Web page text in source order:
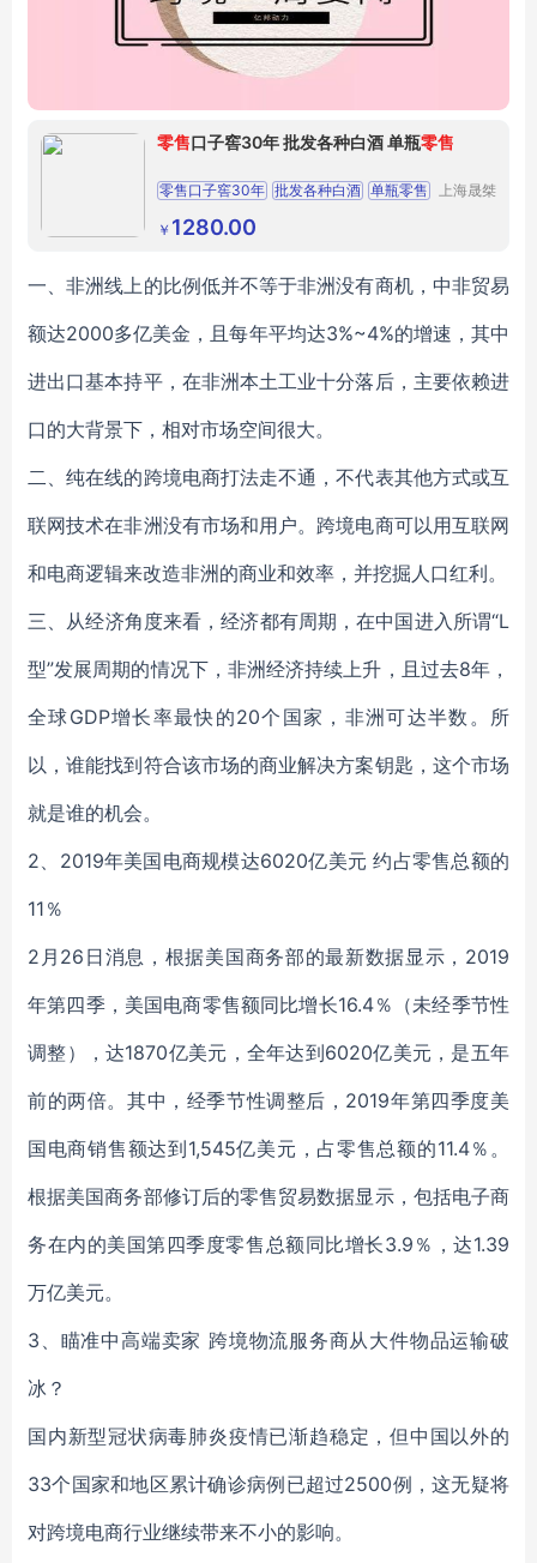
零售口子窖30年 批发各种白酒 单瓶零售
零售口子窖30年 批发各种白酒 单瓶零售
食品生鲜
上海晟桀
￥ 1280.00
一、非洲线上的比例低并不等于非洲没有商机，中非贸易
额达2000多亿美金，且每年平均达3%~4%的增速，其中
进出口基本持平，在非洲本土工业十分落后，主要依赖进
口的大背景下，相对市场空间很大。
二、纯在线的跨境电商打法走不通，不代表其他方式或互
联网技术在非洲没有市场和用户。跨境电商可以用互联网
和电商逻辑来改造非洲的商业和效率，并挖掘人口红利。
三、从经济角度来看，经济都有周期，在中国进入所谓“L
型”发展周期的情况下，非洲经济持续上升，且过去8年，
全球GDP增长率最快的20个国家，非洲可达半数。所
以，谁能找到符合该市场的商业解决方案钥匙，这个市场
就是谁的机会。
2、2019年美国电商规模达6020亿美元 约占零售总额的
11％
2月26日消息，根据美国商务部的最新数据显示，2019
年第四季，美国电商零售额同比增长16.4％（未经季节性
调整），达1870亿美元，全年达到6020亿美元，是五年
前的两倍。其中，经季节性调整后，2019年第四季度美
国电商销售额达到1,545亿美元，占零售总额的11.4％。
根据美国商务部修订后的零售贸易数据显示，包括电子商
务在内的美国第四季度零售总额同比增长3.9％，达1.39
万亿美元。
3、瞄准中高端卖家 跨境物流服务商从大件物品运输破
冰？
国内新型冠状病毒肺炎疫情已渐趋稳定，但中国以外的
33个国家和地区累计确诊病例已超过2500例，这无疑将
对跨境电商行业继续带来不小的影响。